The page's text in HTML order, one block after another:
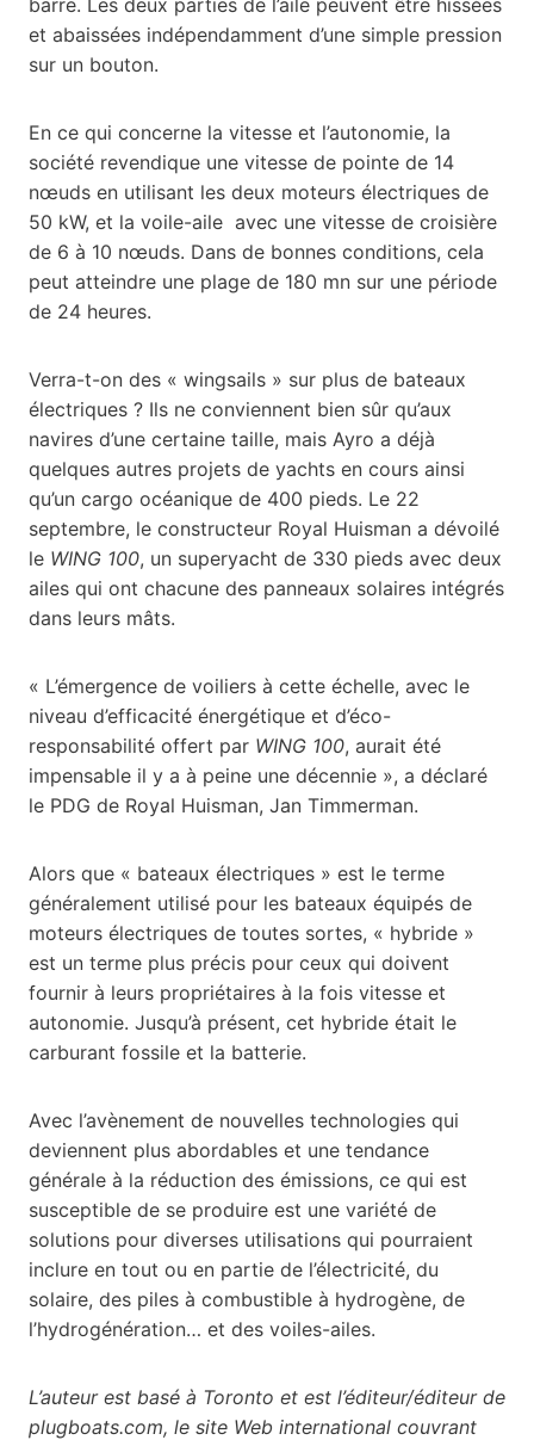
et abaissées indépendamment d’une simple pression
sur un bouton.
En ce qui concerne la vitesse et l’autonomie, la
société revendique une vitesse de pointe de 14
nœuds en utilisant les deux moteurs électriques de
50 kW, et la voile-aile avec une vitesse de croisière
de 6 à 10 nœuds. Dans de bonnes conditions, cela
peut atteindre une plage de 180 mn sur une période
de 24 heures.
Verra-t-on des « wingsails » sur plus de bateaux
électriques ? Ils ne conviennent bien sûr qu’aux
navires d’une certaine taille, mais Ayro a déjà
quelques autres projets de yachts en cours ainsi
qu’un cargo océanique de 400 pieds. Le 22
septembre, le constructeur Royal Huisman a dévoilé
le WING 100, un superyacht de 330 pieds avec deux
ailes qui ont chacune des panneaux solaires intégrés
dans leurs mâts.
« L’émergence de voiliers à cette échelle, avec le
niveau d’efficacité énergétique et d’éco-
responsabilité offert par WING 100, aurait été
impensable il y a à peine une décennie », a déclaré
le PDG de Royal Huisman, Jan Timmerman.
Alors que « bateaux électriques » est le terme
généralement utilisé pour les bateaux équipés de
moteurs électriques de toutes sortes, « hybride »
est un terme plus précis pour ceux qui doivent
fournir à leurs propriétaires à la fois vitesse et
autonomie. Jusqu’à présent, cet hybride était le
carburant fossile et la batterie.
Avec l’avènement de nouvelles technologies qui
deviennent plus abordables et une tendance
générale à la réduction des émissions, ce qui est
susceptible de se produire est une variété de
solutions pour diverses utilisations qui pourraient
inclure en tout ou en partie de l’électricité, du
solaire, des piles à combustible à hydrogène, de
l’hydrogénération… et des voiles-ailes.
L’auteur est basé à Toronto et est l’éditeur/éditeur de
plugboats.com, le site Web international couvrant